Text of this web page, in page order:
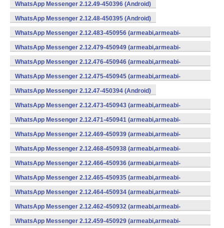
WhatsApp Messenger 2.12.49-450396 (Android)
WhatsApp Messenger 2.12.48-450395 (Android)
WhatsApp Messenger 2.12.483-450956 (armeabi,armeabi-
v7a,mips,x86) (Android)
WhatsApp Messenger 2.12.479-450949 (armeabi,armeabi-
v7a,mips,x86) (Android)
WhatsApp Messenger 2.12.476-450946 (armeabi,armeabi-
v7a,mips,x86) (Android)
WhatsApp Messenger 2.12.475-450945 (armeabi,armeabi-
v7a,mips,x86) (Android)
WhatsApp Messenger 2.12.47-450394 (Android)
WhatsApp Messenger 2.12.473-450943 (armeabi,armeabi-
v7a,mips,x86) (Android)
WhatsApp Messenger 2.12.471-450941 (armeabi,armeabi-
v7a,mips,x86) (Android)
WhatsApp Messenger 2.12.469-450939 (armeabi,armeabi-
v7a,mips,x86) (Android)
WhatsApp Messenger 2.12.468-450938 (armeabi,armeabi-
v7a,mips,x86) (Android)
WhatsApp Messenger 2.12.466-450936 (armeabi,armeabi-
v7a,mips,x86) (Android)
WhatsApp Messenger 2.12.465-450935 (armeabi,armeabi-
v7a,mips,x86) (Android)
WhatsApp Messenger 2.12.464-450934 (armeabi,armeabi-
v7a,mips,x86) (Android)
WhatsApp Messenger 2.12.462-450932 (armeabi,armeabi-
v7a,mips,x86) (Android)
WhatsApp Messenger 2.12.459-450929 (armeabi,armeabi-